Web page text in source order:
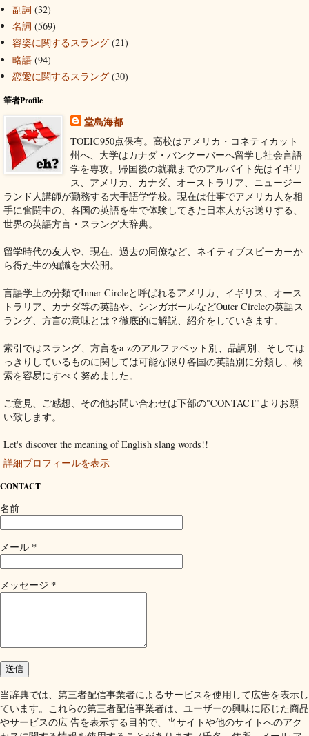
副詞 (32)
名詞 (569)
容姿に関するスラング (21)
略語 (94)
恋愛に関するスラング (30)
筆者Profile
堂島海都
TOEIC950点保有。高校はアメリカ・コネティカット
州へ、大学はカナダ・バンクーバーへ留学し社会言語
学を専攻。帰国後の就職までのアルバイト先はイギリ
ス、アメリカ、カナダ、オーストラリア、ニュージー
ランド人講師が勤務する大手語学学校。現在は仕事でアメリカ人を相
手に奮闘中の、各国の英語を生で体験してきた日本人がお送りする、
世界の英語方言・スラング大辞典。
留学時代の友人や、現在、過去の同僚など、ネイティブスピーカーか
ら得た生の知識を大公開。
言語学上の分類でInner Circleと呼ばれるアメリカ、イギリス、オース
トラリア、カナダ等の英語や、シンガポールなどOuter Circleの英語ス
ラング、方言の意味とは？徹底的に解説、紹介をしていきます。
索引ではスラング、方言をa-zのアルファベット別、品詞別、そしては
っきりしているものに関しては可能な限り各国の英語別に分類し、検
索を容易にすべく努めました。
ご意見、ご感想、その他お問い合わせは下部の"CONTACT"よりお願
い致します。
Let's discover the meaning of English slang words!!
詳細プロフィールを表示
CONTACT
名前
メール *
メッセージ *
当辞典では、第三者配信事業者によるサービスを使用して広告を表示し
ています。これらの第三者配信事業者は、ユーザーの興味に応じた商品
やサービスの広 告を表示する目的で、当サイトや他のサイトへのアク